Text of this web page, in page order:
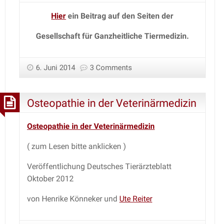
Hier ein Beitrag auf den Seitender
Gesellschaft für Ganzheitliche Tiermedizin.
6. Juni 2014 3 Comments
Osteopathie in der Veterinärmedizin
Osteopathie in der Veterinärmedizin
( zum Lesen bitte anklicken )
Veröffentlichung Deutsches Tierärzteblatt
Oktober 2012
von Henrike Könneker und Ute Reiter